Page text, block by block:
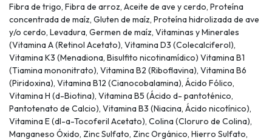
Fibra de trigo, Fibra de arroz, Aceite de ave y cerdo, Proteína
concentrada de maíz, Gluten de maíz, Proteína hidrolizada de ave
y/o cerdo, Levadura, Germen de maíz, Vitaminas y Minerales
(Vitamina A (Retinol Acetato), Vitamina D3 (Colecalciferol),
Vitamina K3 (Menadiona, Bisulfito nicotinamídico) Vitamina B1
(Tiamina mononitrato), Vitamina B2 (Riboflavina), Vitamina B6
(Piridoxina), Vitamina B12 (Cianocobalamina), Ácido Fólico,
Vitamina H (d-Biotina), Vitamina B5 (Ácido d- pantoténico,
Pantotenato de Calcio), Vitamina B3 (Niacina, Ácido nicotínico),
Vitamina E (dl-a-Tocoferil Acetato), Colina (Cloruro de Colina),
Manganeso Óxido, Zinc Sulfato, Zinc Orgánico, Hierro Sulfato,